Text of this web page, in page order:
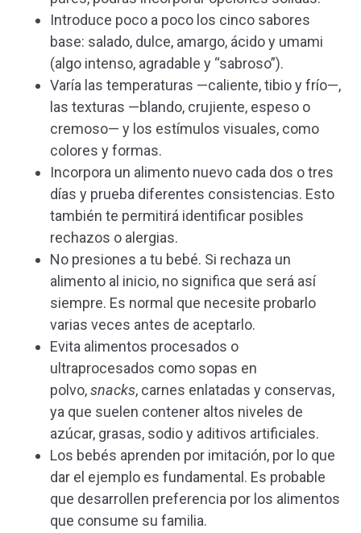
Introduce poco a poco los cinco sabores
base: salado, dulce, amargo, ácido y umami
(algo intenso, agradable y “sabroso”).
Varía las temperaturas —caliente, tibio y frío—,
las texturas —blando, crujiente, espeso o
cremoso— y los estímulos visuales, como
colores y formas.
Incorpora un alimento nuevo cada dos o tres
días y prueba diferentes consistencias. Esto
también te permitirá identificar posibles
rechazos o alergias.
No presiones a tu bebé. Si rechaza un
alimento al inicio, no significa que será así
siempre. Es normal que necesite probarlo
varias veces antes de aceptarlo.
Evita alimentos procesados o
ultraprocesados como sopas en
polvo,snacks, carnes enlatadas y conservas,
ya que suelen contener altos niveles de
azúcar, grasas, sodio y aditivos artificiales.
Los bebés aprenden por imitación, por lo que
dar el ejemplo es fundamental. Es probable
que desarrollen preferencia por los alimentos
que consume su familia.